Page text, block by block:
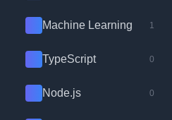
Machine Learning 1
TypeScript 0
Node.js 0